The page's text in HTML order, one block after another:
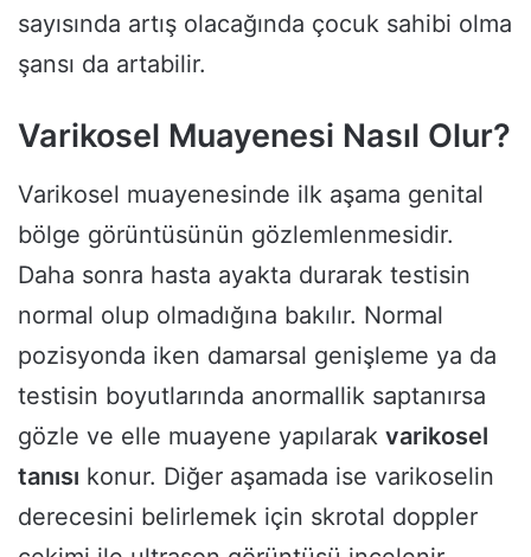
sayısında artış olacağında çocuk sahibi olma
şansı da artabilir.
Varikosel Muayenesi Nasıl Olur?
Varikosel muayenesinde ilk aşama genital
bölge görüntüsünün gözlemlenmesidir.
Daha sonra hasta ayakta durarak testisin
normal olup olmadığına bakılır. Normal
pozisyonda iken damarsal genişleme ya da
testisin boyutlarında anormallik saptanırsa
gözle ve elle muayene yapılarak varikosel
tanısı konur. Diğer aşamada ise varikoselin
derecesini belirlemek için skrotal doppler